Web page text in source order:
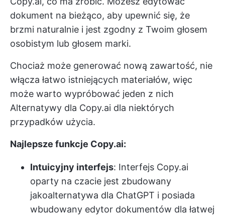
dokument na bieżąco, aby upewnić się, że
brzmi naturalnie i jest zgodny z Twoim głosem
osobistym lub głosem marki.
Chociaż może generować nową zawartość, nie
włącza łatwo istniejących materiałów, więc
może warto wypróbować jeden z nich
Alternatywy dla Copy.ai dla niektórych
przypadków użycia.
Najlepsze funkcje Copy.ai:
Intuicyjny interfejs: Interfejs Copy.ai
oparty na czacie jest zbudowany
jakoalternatywa dla ChatGPT i posiada
wbudowany edytor dokumentów dla łatwej